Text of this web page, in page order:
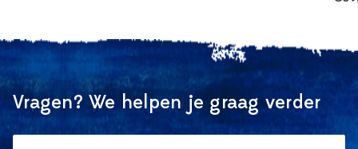
Vragen? We helpen je graag verder